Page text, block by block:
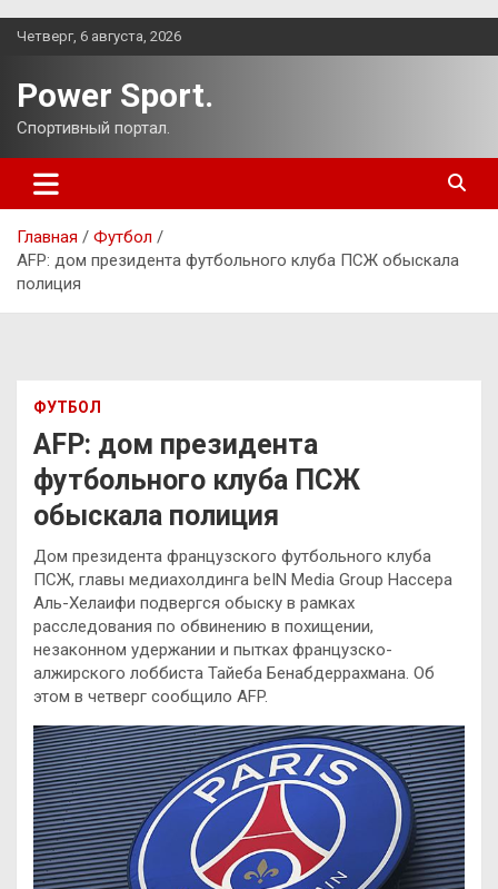
Перейти
Четверг, 6 августа, 2026
Power Sport.
Спортивный портал.
Главная
Футбол
AFP: дом президента футбольного клуба ПСЖ обыскала
полиция
ФУТБОЛ
AFP: дом президента
футбольного клуба ПСЖ
обыскала полиция
Дом президента французского футбольного клуба
ПСЖ, главы медиахолдинга beIN Media Group Нассера
Аль-Хелаифи подвергся обыску в рамках
расследования по обвинению в похищении,
незаконном удержании и пытках французско-
алжирского лоббиста Тайеба Бенабдеррахмана. Об
этом в четверг сообщило AFP.